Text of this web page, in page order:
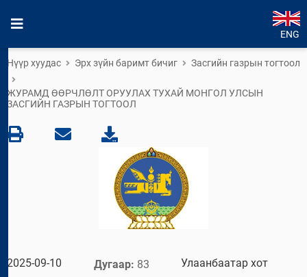
ENG
Нүүр хуудас Эрх зүйн баримт бичиг Засгийн газрын тогтоол
ЖУРАМД ӨӨРЧЛӨЛТ ОРУУЛАХ ТУХАЙ МОНГОЛ УЛСЫН
ЗАСГИЙН ГАЗРЫН ТОГТООЛ
2025-09-10 Дугаар: 83 Улаанбаатар хот